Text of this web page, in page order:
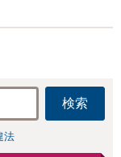
検索
法